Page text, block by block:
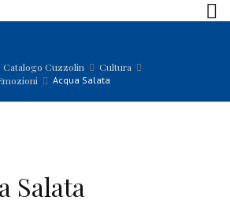
Catalogo Cuzzolin
Cultura
Acqua Salata
Salata